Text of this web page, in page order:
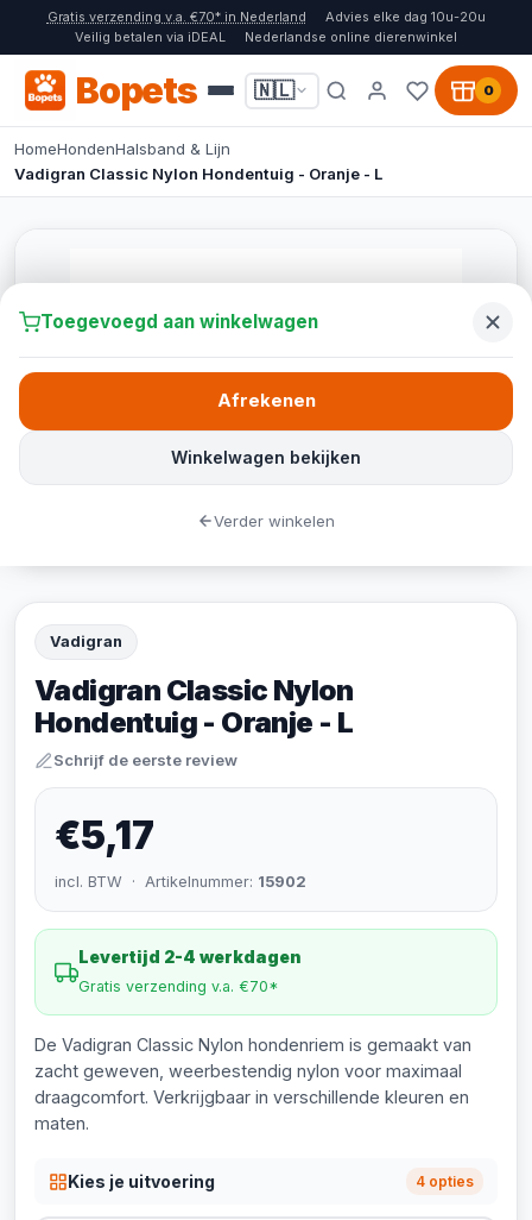
Gratis verzending v.a. €70* in Nederland
Advies elke dag 10u-20u
Veilig betalen via iDEAL
Nederlandse online dierenwinkel
Bopets 🇳🇱 0
HomeHondenHalsband & Lijn
Vadigran Classic Nylon Hondentuig - Oranje - L
Vadigran
Vadigran Classic Nylon
Hondentuig - Oranje - L
Schrijf de eerste review
€5,17
incl. BTW · Artikelnummer: 15902
Levertijd 2-4 werkdagen
Gratis verzending v.a. €70*
De Vadigran Classic Nylon hondenriem is gemaakt van
zacht geweven, weerbestendig nylon voor maximaal
draagcomfort. Verkrijgbaar in verschillende kleuren en
maten.
Kies je uitvoering 4 opties
Toegevoegd aan winkelwagen
Winkelwagen bekijken
Afrekenen
Verder winkelen